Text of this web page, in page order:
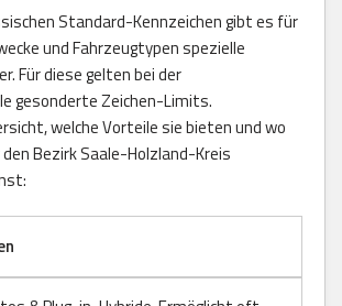
Standard-Kennzeichen gibt es für
und Fahrzeugtypen spezielle
Für diese gelten bei der
gesonderte Zeichen-Limits.
welche Vorteile sie bieten und wo
Bezirk Saale-Holzland-Kreis